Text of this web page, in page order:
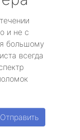
и не с
большому
всегда
Отправить